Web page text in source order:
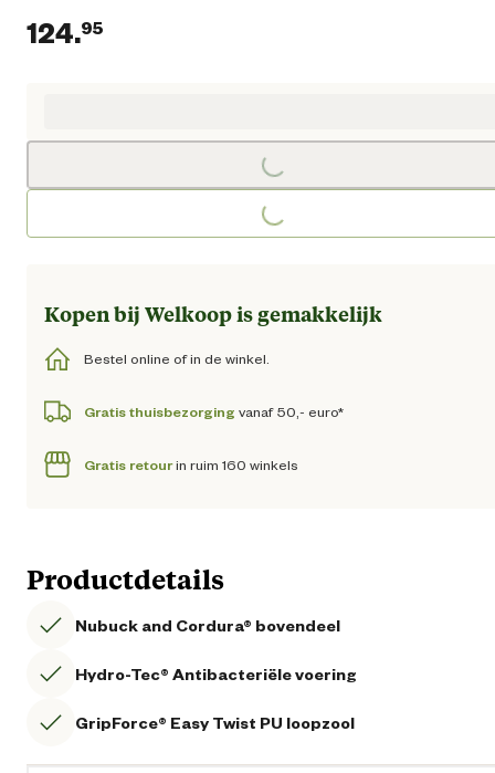
124.95
Loading...
Loading...
Kopen bij Welkoop is gemakkelijk
Bestel online of in de winkel.
Gratis thuisbezorging vanaf 50,- euro*
Gratis retourin ruim 160 winkels
Productdetails
Nubuck and Cordura® bovendeel
Hydro-Tec® Antibacteriële voering
GripForce® Easy Twist PU loopzool